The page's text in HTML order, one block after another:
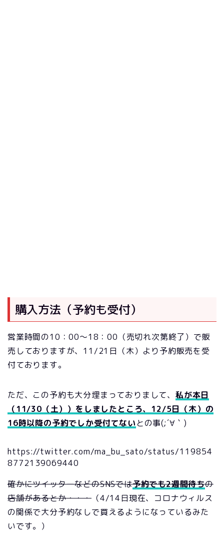
購入方法（予約も受付）
営業時間の10：00～18：00（売切れ次第終了）で販
売しておりますが、11/21日（木）より予約販売を受
付ております。
ただ、この予約も大分埋まっておりまして、 私が本日
（11/30（土））をしましたところ、12/5日（木）の
16時以降の予約でしか受付てないとの事(;´∀｀)
https://twitter.com/ma_bu_sato/status/119854
8772139069440
確かにツイッターなどのSNSでは予約でも2週間待ちの
店舗があるとか・・・ （4/14日現在、コロナウィルス
の関係で大分予約なしで買えるようになっているみた
いです。）